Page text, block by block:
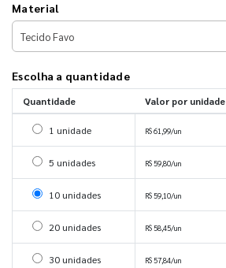
Material
Escolha a quantidade
Quantidade Valor por unidade
Selecionar 1 unidade
1 unidade R$ 61,99/un
Selecionar 5 unidades
5 unidades R$ 59,80/un
Selecionar 10 unidades
10 unidades R$ 59,10/un
Selecionar 20 unidades
20 unidades R$ 58,45/un
Selecionar 30 unidades
30 unidades R$ 57,84/un